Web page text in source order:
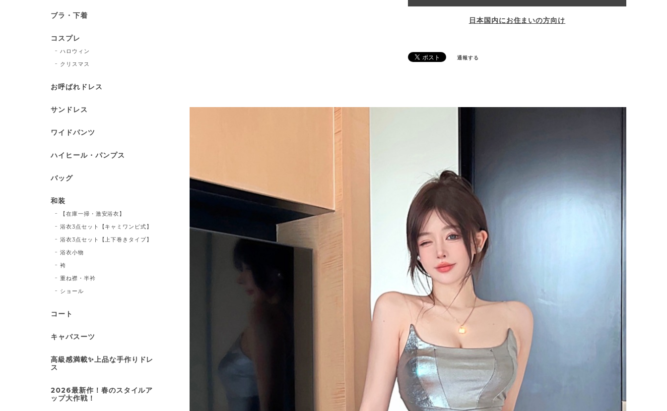
日本国内にお住まいの方向け
通報する
ブラ・下着
コスプレ
ハロウィン
クリスマス
お呼ばれドレス
サンドレス
ワイドパンツ
ハイヒール・パンプス
バッグ
和装
【在庫一掃・激安浴衣】
浴衣3点セット【キャミワンピ式】
浴衣3点セット【上下巻きタイプ】
浴衣小物
袴
重ね襟・半衿
ショール
コート
キャバスーツ
高級感満載✨上品な手作りドレ
ス
2026最新作！春のスタイルア
ップ大作戦！